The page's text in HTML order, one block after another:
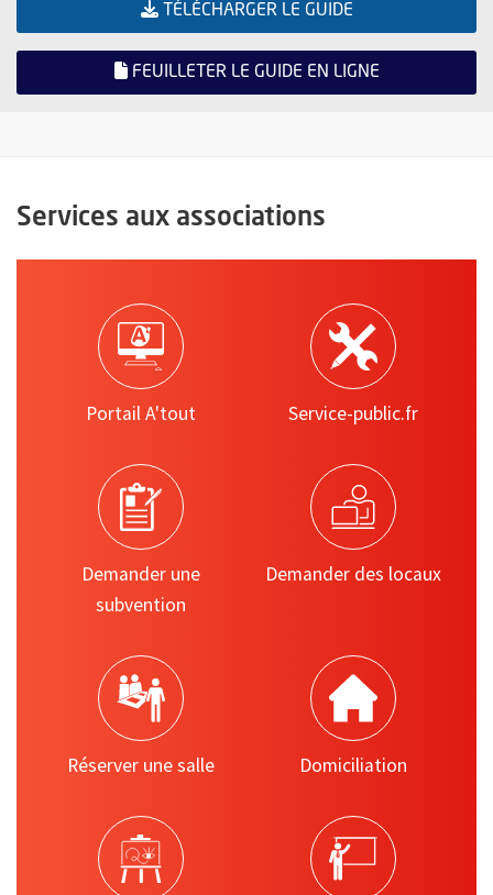
TÉLÉCHARGER LE GUIDE(FORMAT PDF)
, OUVRE UNE
FEUILLETER LE GUIDE EN LIGNE, OUVRE UNE
Services aux associations
Portail A'tout Service-public.fr
Demander une
subvention
Demander des locaux
Réserver une salle Domiciliation